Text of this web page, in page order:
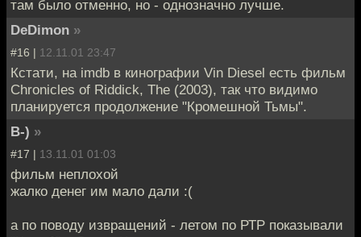
там было отменно, но - однозначно лучше.
DeDimon »
#16 | 12.11.01 23:47
Кстати, на imdb в кинографии Vin Diesel есть фильм
Chronicles of Riddick, The (2003), так что видимо
планируется продолжение "Кромешной Тьмы".
B-) »
#17 | 13.11.01 01:03
фильм неплохой
жалко денег им мало дали :(
а по поводу извращений - летом по РТР показывали